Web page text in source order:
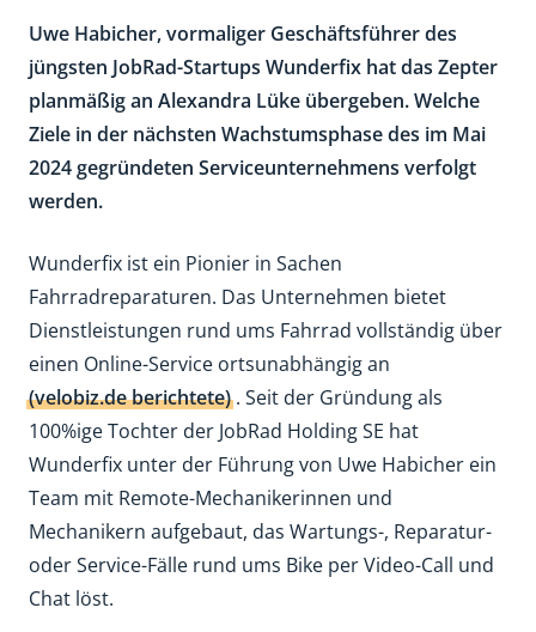
Uwe Habicher, vormaliger Geschäftsführer des
jüngsten JobRad-Startups Wunderfix hat das Zepter
planmäßig an Alexandra Lüke übergeben. Welche
Ziele in der nächsten Wachstumsphase des im Mai
2024 gegründeten Serviceunternehmens verfolgt
werden.
Wunderfix ist ein Pionier in Sachen
Fahrradreparaturen. Das Unternehmen bietet
Dienstleistungen rund ums Fahrrad vollständig über
einen Online-Service ortsunabhängig an
(velobiz.de berichtete). Seit der Gründung als
100%ige Tochter der JobRad Holding SE hat
Wunderfix unter der Führung von Uwe Habicher ein
Team mit Remote-Mechanikerinnen und
Mechanikern aufgebaut, das Wartungs-, Reparatur-
oder Service-Fälle rund ums Bike per Video-Call und
Chat löst.